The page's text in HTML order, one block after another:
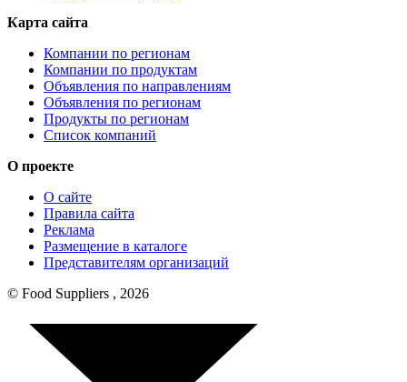
Карта сайта
Компании по регионам
Компании по продуктам
Объявления по направлениям
Объявления по регионам
Продукты по регионам
Список компаний
О проекте
О сайте
Правила сайта
Реклама
Размещение в каталоге
Представителям организаций
© Food Suppliers , 2026